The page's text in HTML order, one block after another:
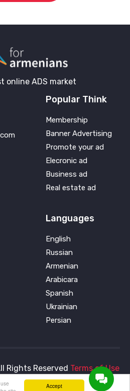
online ADS market
Popular Think
Membership
Banner Advertising
Promote your ad
Elecronic ad
Business ad
Real estate ad
Languages
English
Russian
Armenian
Arabicara
Spanish
Ukrainian
Persian
Rights Reserved Terms of Use
Privacy PolicyAccept